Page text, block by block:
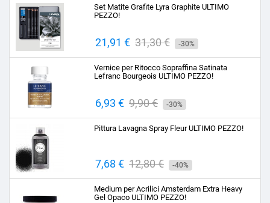
Set Matite Grafite Lyra Graphite ULTIMO
PEZZO!
Prezzo
21,91 € Prezzo
base
31,30 € -30%
Vernice per Ritocco Sopraffina Satinata
Lefranc Bourgeois ULTIMO PEZZO!
Prezzo
6,93 € Prezzo
base
9,90 € -30%
Pittura Lavagna Spray Fleur ULTIMO PEZZO!
Prezzo
7,68 € Prezzo
base
12,80 € -40%
Medium per Acrilici Amsterdam Extra Heavy
Gel Opaco ULTIMO PEZZO!